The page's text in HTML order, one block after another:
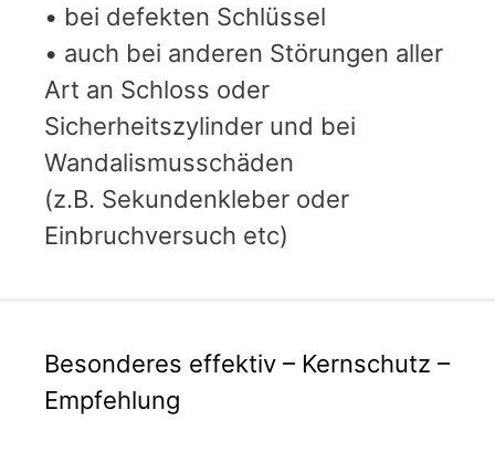
• bei defekten Schlüssel
• auch bei anderen Störungen aller
Art an Schloss oder
Sicherheitszylinder und bei
Wandalismusschäden
(z.B. Sekundenkleber oder
Einbruchversuch etc)
Besonderes effektiv – Kernschutz –
Empfehlung